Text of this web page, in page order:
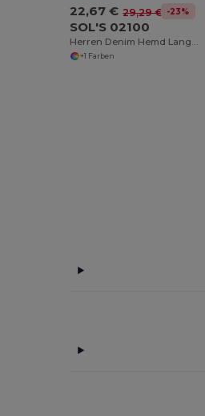
22,67 € 29,29 € -23%
SOL'S 02100
Herren Denim Hemd Langarm Barry
+1 Farben